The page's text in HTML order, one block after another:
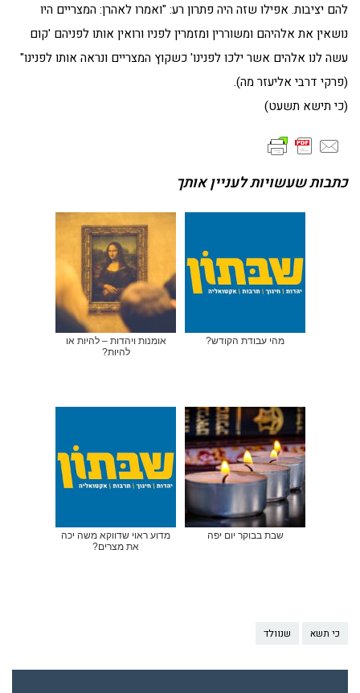
להם יציבות. אפילו שזה היה פתרון רע: "ואמרו לאהרן: המצריים היו
נושאין את אלהיהם ומשוררין ומזמרין לפניו ורואין אותו לפניהם 'קום
עשה לנו אלהים אשר ילכו לפנינו' כשקוץ המצריים ונראה אותו לפנינו"
(פרקי דרבי אליעזר מה).
(כי תישא תשעט)
כתבות שעשויות לעניין אותך
מהי עבודת הקודש?
אומנות ויהדות – להיות או
להיות?
שבת בבוקר יום יפה
מדוע ראוי שדווקא משה יכה
את מצרים?
כי תשא שנוולד